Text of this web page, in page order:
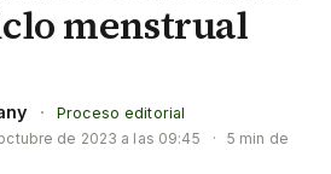
menstrual
·
Proceso editorial
de 2023 a las 09:45 ·
5 min de